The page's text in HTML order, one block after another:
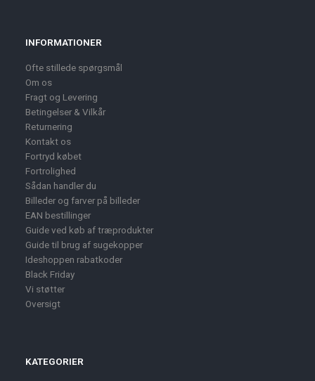
INFORMATIONER
Ofte stillede spørgsmål
Om os
Fragt og Levering
Betingelser & Vilkår
Returnering
Kontakt os
Fortryd købet
Fortrolighed
Sådan handler du
Billeder og farver på billeder
EAN bestillinger
Guide ved køb af træprodukter
Guide til brug af sugekopper
Ideshoppen rabatkoder
Black Friday
Vi støtter
Oversigt
KATEGORIER